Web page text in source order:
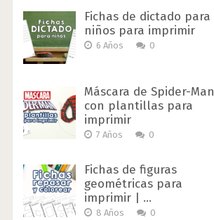
Fichas de dictado para
niños para imprimir
6 Años 0
Máscara de Spider-Man
con plantillas para
imprimir
7 Años 0
Fichas de figuras
geométricas para
imprimir | …
8 Años 0